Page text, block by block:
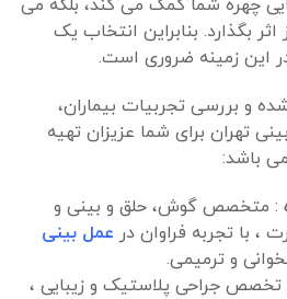
چهره شما کمک می کند، بلکه می
بگذارد. بنابراین انتخاب یک
این زمینه ضروری است.
و بررسی تجربیات بیماران،
تهران برای شما عزیزان تهیه
باشد:
: متخصص گوش، حلق و بینی و
، با تجربه فراوان در عمل بینی
و ترمیمی.
تخصص جراحی پلاستیک و زیبایی ،